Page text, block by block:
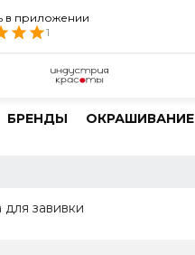
в приложении
1
БРЕНДЫ ОКРАШИВАНИЕ
для завивки